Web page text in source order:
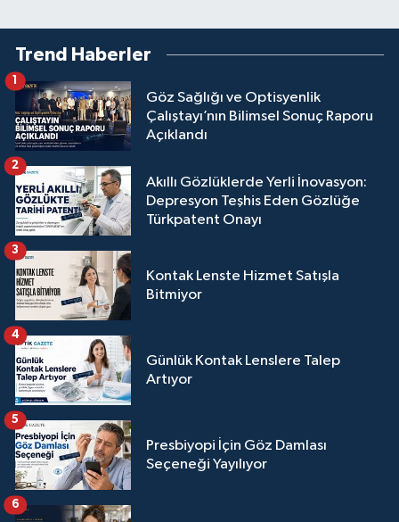
Trend Haberler
Göz Sağlığı ve Optisyenlik
Çalıştayı’nın Bilimsel Sonuç Raporu
Açıklandı
Akıllı Gözlüklerde Yerli İnovasyon:
Depresyon Teşhis Eden Gözlüğe
Türkpatent Onayı
2
Kontak Lenste Hizmet Satışla
Bitmiyor
3
Günlük Kontak Lenslere Talep
Artıyor
4
Presbiyopi İçin Göz Damlası
Seçeneği Yayılıyor
5
6